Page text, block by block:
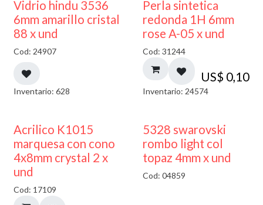
Vidrio hindu 3536
6mm amarillo cristal
88 x und
Cod: 24907
Inventario: 628
Perla sintetica
redonda 1H 6mm
rose A-05 x und
Cod: 31244
US$ 0,10
Inventario: 24574
50% DESCUENTO
Acrilico K1015
marquesa con cono
4x8mm crystal 2 x
und
Cod: 17109
5328 swarovski
rombo light col
topaz 4mm x und
Cod: 04859